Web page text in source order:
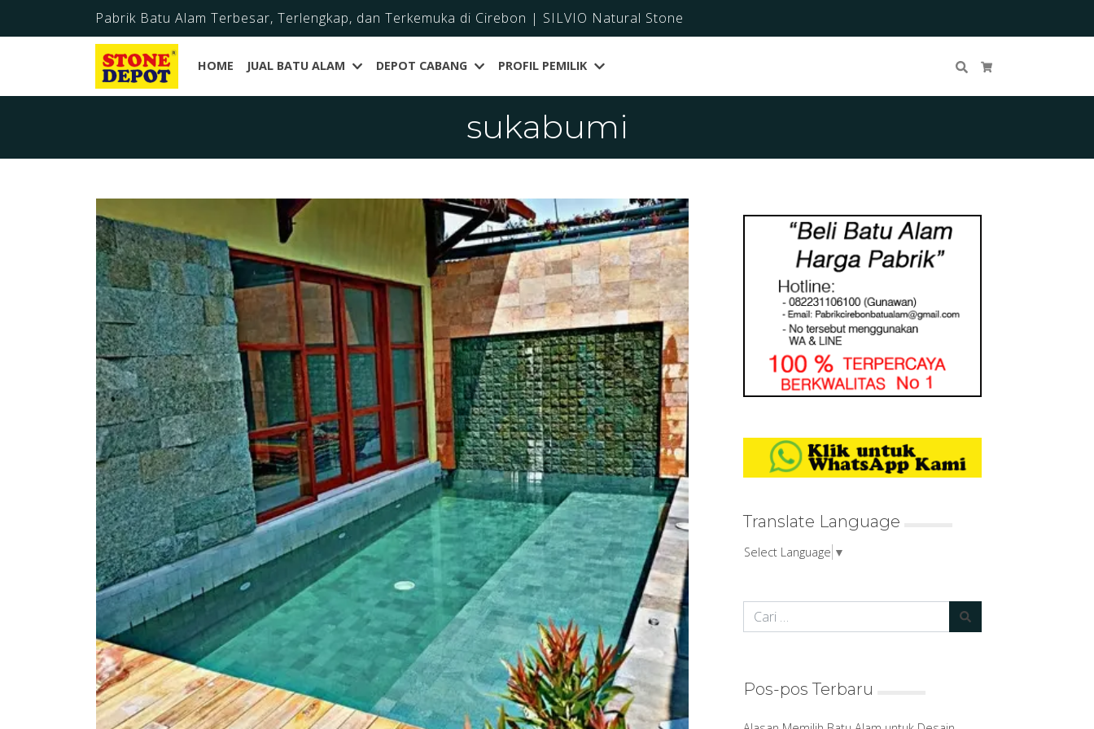
Pabrik Batu Alam Terbesar, Terlengkap, dan Terkemuka di Cirebon | SILVIO Natural Stone
HOME JUAL BATU ALAM DEPOT CABANG PROFIL PEMILIK Cari
sukabumi
Translate Language
Select Language ▼
Pos-pos Terbaru